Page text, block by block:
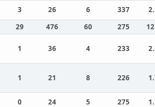
3 26 6 337
29 476 60 275
1 36 4 233
1 21 8 226
0 24 5 275